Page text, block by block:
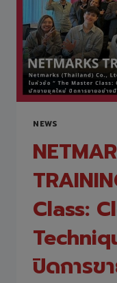
NEWS
Class:
ปิดการข